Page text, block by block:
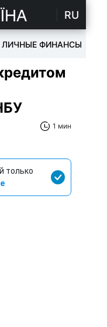
RU
ЛИЧНЫЕ ФИНАНСЫ
1 мин
только